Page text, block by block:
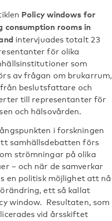
Policy windows for
consumption rooms in
intervjuades totalt 23
för olika
som
av frågan om brukarrum,
beslutsfattare och
till representanter för
och hälsovården.
i forskningen
samhällsdebatten förs
strömningar på olika
– och när de samverkar
en politisk möjlighet att nå
ett så kallat
window. Resultaten, som
vid årsskiftet